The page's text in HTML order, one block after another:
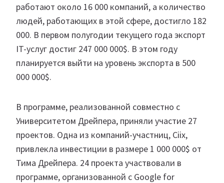
работают около 16 000 компаний, а количество
людей, работающих в этой сфере, достигло 182
000. В первом полугодии текущего года экспорт
IT-услуг достиг 247 000 000$. В этом году
планируется выйти на уровень экспорта в 500
000 000$.
В программе, реализованной совместно с
Университетом Дрейпера, приняли участие 27
проектов. Одна из компаний-участниц, Ciix,
привлекла инвестиции в размере 1 000 000$ от
Тима Дрейпера. 24 проекта участвовали в
программе, организованной с Google for